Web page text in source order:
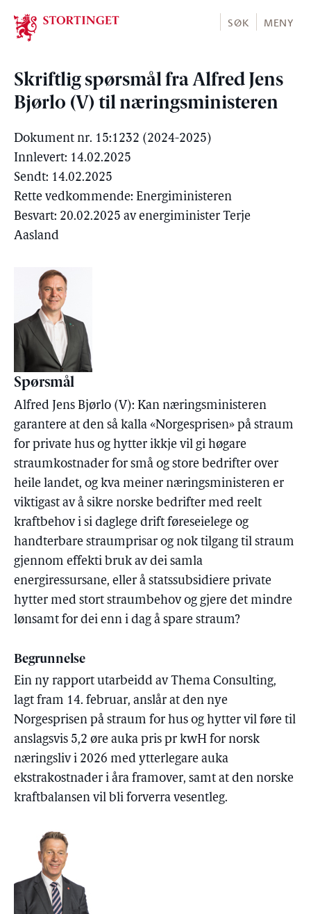
Stortinget.no
SØK MENY
Skriftlig spørsmål fra Alfred Jens
Bjørlo (V) til næringsministeren
Dokument nr. 15:1232 (2024-2025)
Innlevert: 14.02.2025
Sendt: 14.02.2025
Rette vedkommende: Energiministeren
Besvart: 20.02.2025 av energiminister Terje
Aasland
Spørsmål
Alfred Jens Bjørlo (V): Kan næringsministeren
garantere at den så kalla «Norgesprisen» på straum
for private hus og hytter ikkje vil gi høgare
straumkostnader for små og store bedrifter over
heile landet, og kva meiner næringsministeren er
viktigast av å sikre norske bedrifter med reelt
kraftbehov i si daglege drift føreseielege og
handterbare straumprisar og nok tilgang til straum
gjennom effekti bruk av dei samla
energiressursane, eller å statssubsidiere private
hytter med stort straumbehov og gjere det mindre
lønsamt for dei enn i dag å spare straum?
Begrunnelse
Ein ny rapport utarbeidd av Thema Consulting,
lagt fram 14. februar, anslår at den nye
Norgesprisen på straum for hus og hytter vil føre til
anslagsvis 5,2 øre auka pris pr kwH for norsk
næringsliv i 2026 med ytterlegare auka
ekstrakostnader i åra framover, samt at den norske
kraftbalansen vil bli forverra vesentleg.